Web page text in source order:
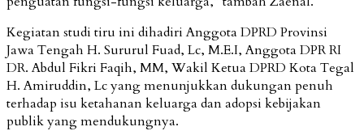
Kegiatan studi tiru ini dihadiri Anggota DPRD Provinsi
Jawa Tengah H. Sururul Fuad, Lc, M.E.I, Anggota DPR RI
DR. Abdul Fikri Faqih, MM, Wakil Ketua DPRD Kota Tegal
H. Amiruddin, Lc yang menunjukkan dukungan penuh
terhadap isu ketahanan keluarga dan adopsi kebijakan
publik yang mendukungnya.